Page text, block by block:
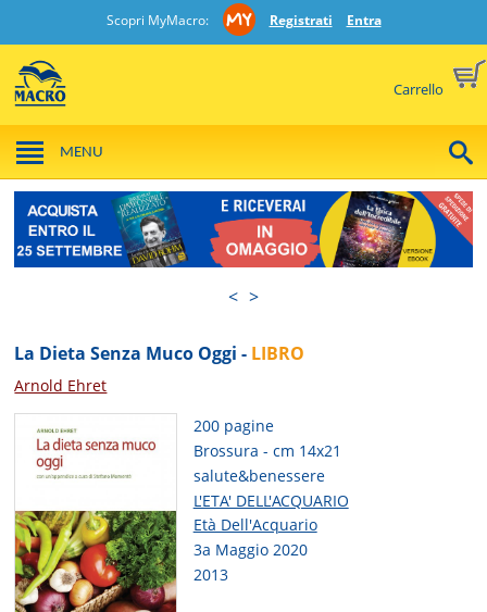
Scopri MyMacro: Registrati Entra
Carrello
MENU
< >
La Dieta Senza Muco Oggi - LIBRO
Arnold Ehret
200 pagine
Brossura - cm 14x21
salute&benessere
L'ETA' DELL'ACQUARIO
Età Dell'Acquario
3a Maggio 2020
2013